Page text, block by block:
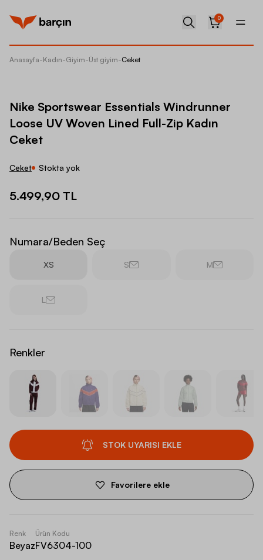
0
Anasayfa-Kadın-Giyim-Üst giyim-Ceket
Nike Sportswear Essentials Windrunner
Loose UV Woven Lined Full-Zip Kadın
Ceket
Ceket Stokta yok
5.499,90 TL
Numara/Beden Seç
XS S M
L
Renkler
STOK UYARISI EKLE
Favorilere ekle
Renk
Beyaz
Ürün Kodu
FV6304-100